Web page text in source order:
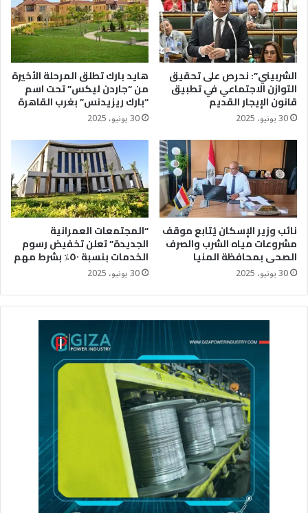
الشربيني”: نحرص على تحقيق
التوازن الاجتماعي في تطبيق
قانون الإيجار القديم
30 يونيو، 2025
هايد بارك تطلق المرحلة الأخيرة
من “جاردن ليكس” تحت اسم
“بارك ريزيدنس” بغرب القاهرة
30 يونيو، 2025
نائب وزير الإسكان يُتابع موقف
مشروعات مياه الشرب والصرف
الصحى بمحافظة المنيا
30 يونيو، 2025
“المجتمعات العمرانية
الجديدة” تعلن تخفيض رسوم
الخدمات بنسبة ٥٠٪؜ بشرط مهم
30 يونيو، 2025